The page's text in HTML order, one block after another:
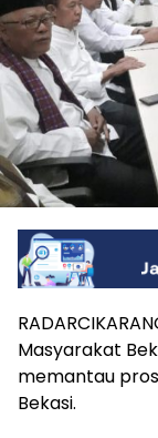
Masyarakat
memantau
Bekasi.